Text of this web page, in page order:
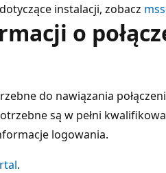
instalacji, zobacz
o
do nawiązania
są w pełni
logowania.
.